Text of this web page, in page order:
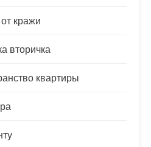
кражи
вторичка
квартиры